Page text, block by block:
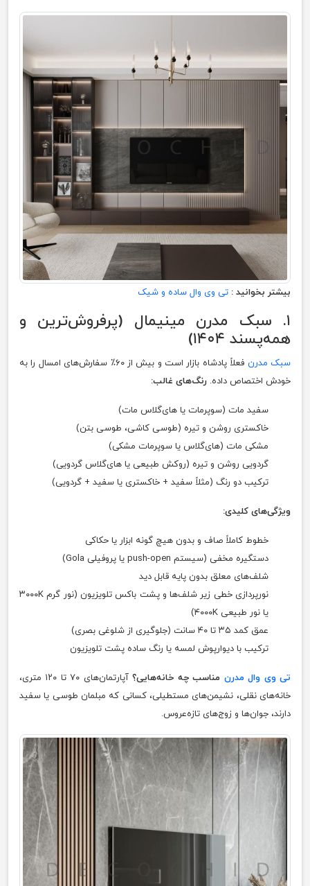
بیشتر بخوانید : تی وی وال ساده و شیک
۱. سبک مدرن مینیمال (پرفروش‌ترین و
همه‌پسند ۱۴۰۴)
سبک مدرن
فعلاً پادشاه بازار است و بیش از ۶۰٪ سفارش‌های امسال را به
خودش اختصاص داده. رنگ‌های غالب:
سفید مات (سوپرمات یا های‌گلاس مات)
خاکستری روشن و تیره (طوسی کاشی، طوسی بتن)
مشکی مات (های‌گلاس یا سوپرمات مشکی)
گردویی روشن و تیره (روکش طبیعی یا های‌گلاس گردویی)
ترکیب دو رنگ (مثلاً سفید + خاکستری یا سفید + گردویی)
ویژگی‌های کلیدی:
خطوط کاملاً صاف و بدون هیچ گونه ابزار یا حکاکی
دستگیره مخفی (سیستم push-open یا پروفیلی Gola)
شلف‌های معلق بدون پایه قابل دید
نورپردازی خطی زیر شلف‌ها و پشت باکس تلویزیون (نور گرم ۳۰۰۰K
یا نور طبیعی ۴۰۰۰K)
عمق کمد ۳۵ تا ۴۰ سانت (جلوگیری از شلوغی بصری)
ترکیب با دیوارپوش لمسه یا رنگ ساده پشت تلویزیون
تی وی وال مدرن مناسب چه خانه‌هایی؟
آپارتمان‌های ۷۰ تا ۱۲۰ متری،
خانه‌های نقلی، نشیمن‌های مستطیلی، کسانی که مبلمان طوسی یا سفید
دارند، جوان‌ها و زوج‌های تازه‌عروس.